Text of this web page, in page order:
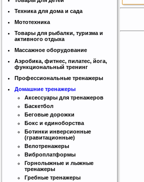
Техника для дома и сада
Мототехника
Товары для рыбалки, туризма и
активного отдыха
Массажное оборудование
Аэробика, фитнес, пилатес, йога,
функциональный тренинг
Профессиональные тренажеры
Домашние тренажеры
Аксессуары для тренажеров
Баскетбол
Беговые дорожки
Бокс и единоборства
Ботинки инверсионные
(гравитационные)
Велотренажеры
Виброплатформы
Горнолыжные и лыжные
тренажеры
Гребные тренажеры